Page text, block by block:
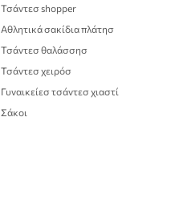
Τσάντεσ shopper
Αθλητικά σακίδια πλάτησ
Τσάντεσ θαλάσσησ
Τσάντεσ χειρόσ
Γυναικείεσ τσάντεσ χιαστί
Σάκοι